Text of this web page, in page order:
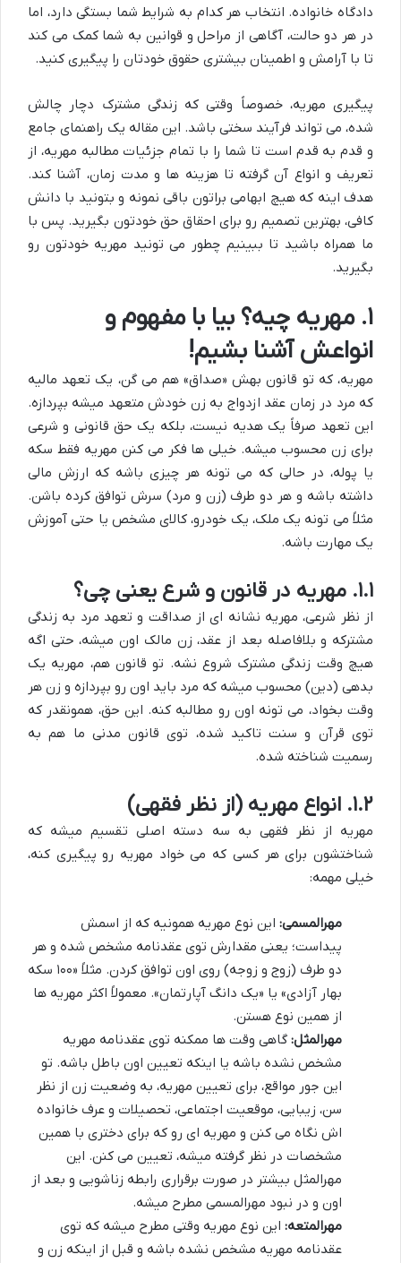
دادگاه خانواده. انتخاب هر کدام به شرایط شما بستگی دارد، اما
در هر دو حالت، آگاهی از مراحل و قوانین به شما کمک می کند
تا با آرامش و اطمینان بیشتری حقوق خودتان را پیگیری کنید.
پیگیری مهریه، خصوصاً وقتی که زندگی مشترک دچار چالش
شده، می تواند فرآیند سختی باشد. این مقاله یک راهنمای جامع
و قدم به قدم است تا شما را با تمام جزئیات مطالبه مهریه، از
تعریف و انواع آن گرفته تا هزینه ها و مدت زمان، آشنا کند.
هدف اینه که هیچ ابهامی براتون باقی نمونه و بتونید با دانش
کافی، بهترین تصمیم رو برای احقاق حق خودتون بگیرید. پس با
ما همراه باشید تا ببینیم چطور می تونید مهریه خودتون رو
بگیرید.
۱. مهریه چیه؟ بیا با مفهوم و
انواعش آشنا بشیم!
مهریه، که تو قانون بهش «صداق» هم می گن، یک تعهد مالیه
که مرد در زمان عقد ازدواج به زن خودش متعهد میشه بپردازه.
این تعهد صرفاً یک هدیه نیست، بلکه یک حق قانونی و شرعی
برای زن محسوب میشه. خیلی ها فکر می کنن مهریه فقط سکه
یا پوله، در حالی که می تونه هر چیزی باشه که ارزش مالی
داشته باشه و هر دو طرف (زن و مرد) سرش توافق کرده باشن.
مثلاً می تونه یک ملک، یک خودرو، کالای مشخص یا حتی آموزش
یک مهارت باشه.
۱.۱. مهریه در قانون و شرع یعنی چی؟
از نظر شرعی، مهریه نشانه ای از صداقت و تعهد مرد به زندگی
مشترکه و بلافاصله بعد از عقد، زن مالک اون میشه، حتی اگه
هیچ وقت زندگی مشترک شروع نشه. تو قانون هم، مهریه یک
بدهی (دین) محسوب میشه که مرد باید اون رو بپردازه و زن هر
وقت بخواد، می تونه اون رو مطالبه کنه. این حق، همونقدر که
توی قرآن و سنت تاکید شده، توی قانون مدنی ما هم به
رسمیت شناخته شده.
۱.۲. انواع مهریه (از نظر فقهی)
مهریه از نظر فقهی به سه دسته اصلی تقسیم میشه که
شناختشون برای هر کسی که می خواد مهریه رو پیگیری کنه،
خیلی مهمه:
مهرالمسمی: این نوع مهریه همونیه که از اسمش
پیداست؛ یعنی مقدارش توی عقدنامه مشخص شده و هر
دو طرف (زوج و زوجه) روی اون توافق کردن. مثلاً «۱۰۰ سکه
بهار آزادی» یا «یک دانگ آپارتمان». معمولاً اکثر مهریه ها
از همین نوع هستن.
مهرالمثل: گاهی وقت ها ممکنه توی عقدنامه مهریه
مشخص نشده باشه یا اینکه تعیین اون باطل باشه. تو
این جور مواقع، برای تعیین مهریه، به وضعیت زن از نظر
سن، زیبایی، موقعیت اجتماعی، تحصیلات و عرف خانواده
اش نگاه می کنن و مهریه ای رو که برای دختری با همین
مشخصات در نظر گرفته میشه، تعیین می کنن. این
مهرالمثل بیشتر در صورت برقراری رابطه زناشویی و بعد از
اون و در نبود مهرالمسمی مطرح میشه.
مهرالمتعه: این نوع مهریه وقتی مطرح میشه که توی
عقدنامه مهریه مشخص نشده باشه و قبل از اینکه زن و